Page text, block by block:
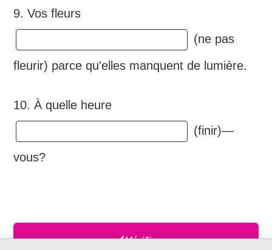
9. Vos fleurs
(ne pas
fleurir) parce qu'elles manquent de lumière.
10. À quelle heure
(finir)—
vous?
Vérifier